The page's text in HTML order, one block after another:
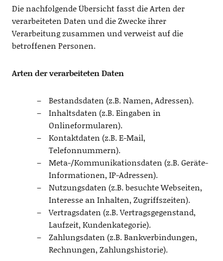
Die nachfolgende Übersicht fasst die Arten der
verarbeiteten Daten und die Zwecke ihrer
Verarbeitung zusammen und verweist auf die
betroffenen Personen.
Arten der verarbeiteten Daten
Bestandsdaten (z.B. Namen, Adressen).
Inhaltsdaten (z.B. Eingaben in
Onlineformularen).
Kontaktdaten (z.B. E-Mail,
Telefonnummern).
Meta-/Kommunikationsdaten (z.B. Geräte-
Informationen, IP-Adressen).
Nutzungsdaten (z.B. besuchte Webseiten,
Interesse an Inhalten, Zugriffszeiten).
Vertragsdaten (z.B. Vertragsgegenstand,
Laufzeit, Kundenkategorie).
Zahlungsdaten (z.B. Bankverbindungen,
Rechnungen, Zahlungshistorie).